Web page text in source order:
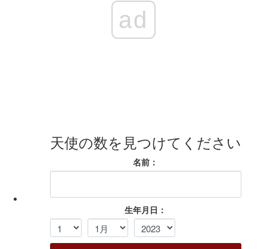
ad
天使の数を見つけてください
名前：
生年月日：